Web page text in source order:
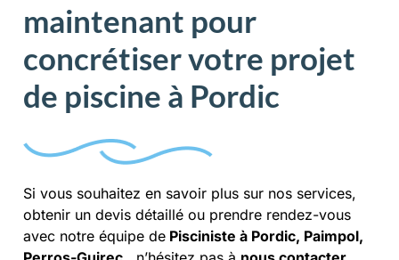
maintenant pour
concrétiser votre projet
de piscine à Pordic
Si vous souhaitez en savoir plus sur nos services,
obtenir un devis détaillé ou prendre rendez-vous
avec notre équipe de Pisciniste à Pordic, Paimpol,